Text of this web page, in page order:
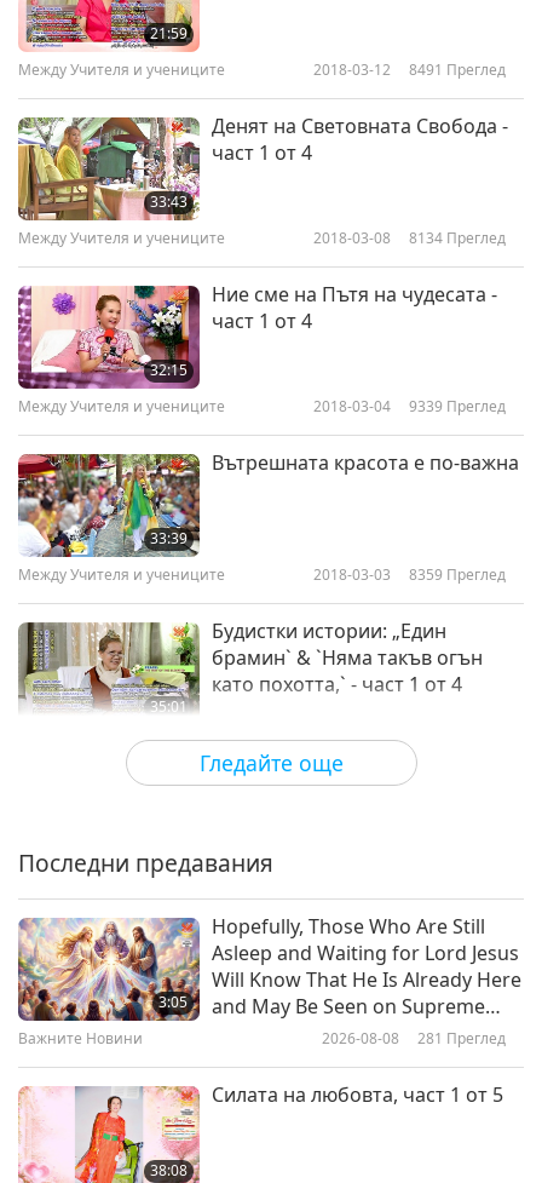
Гледайте още
21:59
Между Учителя и учениците 2018-03-12 8491 Преглед
33:43
Денят на Световната Свобода -
част 1 от 4
Между Учителя и учениците 2018-03-08 8134 Преглед
32:15
Ние сме на Пътя на чудесата -
част 1 от 4
Между Учителя и учениците 2018-03-04 9339 Преглед
33:39
Вътрешната красота е по-важна
Между Учителя и учениците 2018-03-03 8359 Преглед
35:01
Будистки истории: „Един
брамин` & `Няма такъв огън
като похотта,` - част 1 от 4
Между Учителя и учениците 2018-02-27 8805
44:48
Силата на вегетарианството е
по цялата планета - част 1 от 5
Последни предавания
3:05
Hopefully, Those Who Are Still
Asleep and Waiting for Lord Jesus
Will Know That He Is Already Here
and May Be Seen on Supreme
Master Television
Важните Новини 2026-08-08 281 Преглед
38:08
Силата на любовта, част 1 от 5